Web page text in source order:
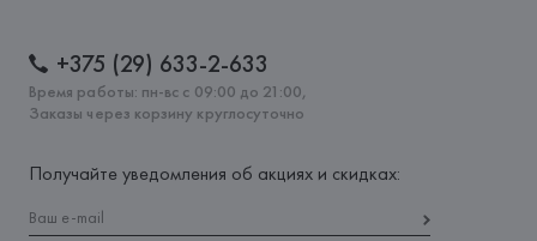
+375 (29) 633-2-633
Время работы: пн-вс с 09:00 до 21:00,
Заказы через корзину круглосуточно
Получайте уведомления об акциях и скидках: